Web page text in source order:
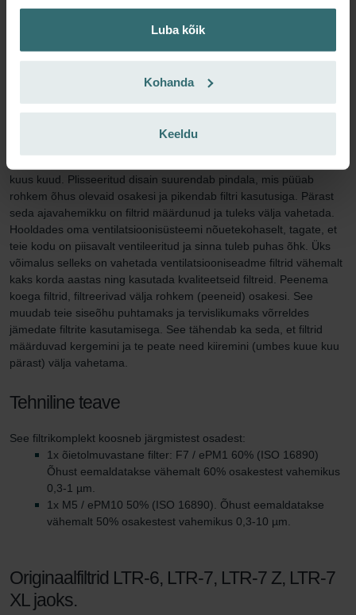
Luba kõik
Kohanda
Keeldu
Lisaks sisaldab Anti Pollen Filter Set süsteemikaitsefiltrit. See filter
takistab väljatõmmatava siseõhu mustuse kogunemist teie
ja hoiab seadme vaikselt ning vähendab energiatarbimist.
kuus kuud. Plisseeritud disain suurendab pindala, mis püüab
rohkem õhus olevaid osakesi ja pikendab filtri kasutusiga. Pärast
seda ajavahemikku on filtrid määrdunud ja tuleks välja vahetada.
Hooldades oma ventilatsioonisüsteemi nõuetekohaselt, tagate, et
teie kodu on piisavalt ventileeritud ja sinna tuleb puhas õhk. Üks
võimalus selleks on vahetada ventilatsiooniseadme filtrid vähemalt
kaks korda aastas ning kasutada kvaliteetseid filtreid. Peenema
koega filtrid, filtreerivad välja rohkem (peeneid) osakesi. See
muudab teie siseõhu puhtamaks ja tervislikumaks võrreldes
jämedate filtrite kasutamisega. See tähendab ka seda, et filtrid
määrduvad kergemini ja te peate need kiiremini (umbes kuue kuu
pärast) välja vahetama.
Tehniline teave
See filtrikomplekt koosneb järgmistest osadest:
1x õietolmuvastane filter: F7 / ePM1 60% (ISO 16890)
Õhust eemaldatakse vähemalt 60% osakestest vahemikus
0,3-1 µm.
1x M5 / ePM10 50% (ISO 16890). Õhust eemaldatakse
vähemalt 50% osakestest vahemikus 0,3-10 µm.
Originaalfiltrid LTR-6, LTR-7, LTR-7 Z, LTR-7
XL jaoks.